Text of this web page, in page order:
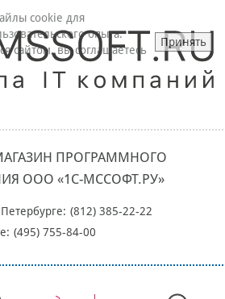
ПРОГРАММНОГО
ООО «1С-МССОФТ.РУ»
(812) 385-22-22
(495) 755-84-00
cookie для
опыта.
сайтом, вы соглашаетесь
Принять